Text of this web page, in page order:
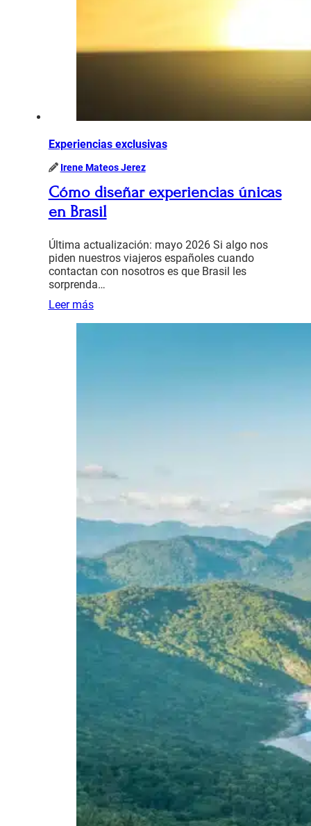
Experiencias exclusivas
Irene Mateos Jerez
Cómo diseñar experiencias únicas
en Brasil
Última actualización: mayo 2026 Si algo nos
piden nuestros viajeros españoles cuando
contactan con nosotros es que Brasil les
sorprenda…
Leer más